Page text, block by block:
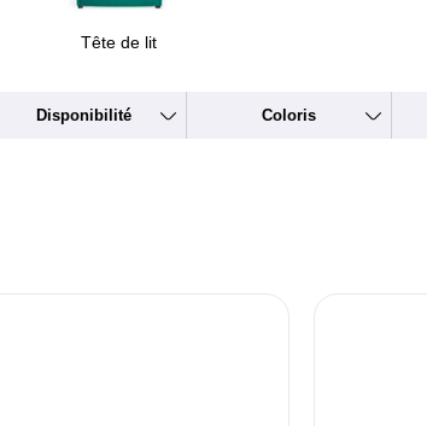
Tête de lit
Disponibilité Coloris